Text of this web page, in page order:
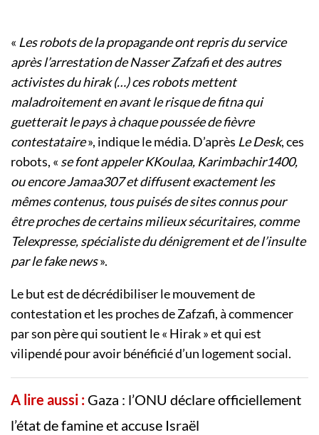
« Les robots de la propagande ont repris du service
après l’arrestation de Nasser Zafzafi et des autres
activistes du hirak (…) ces robots mettent
maladroitement en avant le risque de fitna qui
guetterait le pays à chaque poussée de fièvre
contestataire», indique le média. D’après Le Desk, ces
robots, « se font appeler KKoulaa, Karimbachir1400,
ou encore Jamaa307 et diffusent exactement les
mêmes contenus, tous puisés de sites connus pour
être proches de certains milieux sécuritaires, comme
Telexpresse, spécialiste du dénigrement et de l’insulte
par le fake news».
Le but est de décrédibiliser le mouvement de
contestation et les proches de Zafzafi, à commencer
par son père qui soutient le « Hirak » et qui est
vilipendé pour avoir bénéficié d’un logement social.
A lire aussi : Gaza : l’ONU déclare officiellement
l’état de famine et accuse Israël